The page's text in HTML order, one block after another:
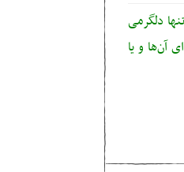
دلگرمی
آن‌ها و یا